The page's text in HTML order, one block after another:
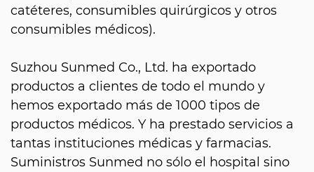
catéteres, consumibles quirúrgicos y otros
consumibles médicos).
Suzhou Sunmed Co., Ltd. ha exportado
productos a clientes de todo el mundo y
hemos exportado más de 1000 tipos de
productos médicos. Y ha prestado servicios a
tantas instituciones médicas y farmacias.
Suministros Sunmed no sólo el hospital sino